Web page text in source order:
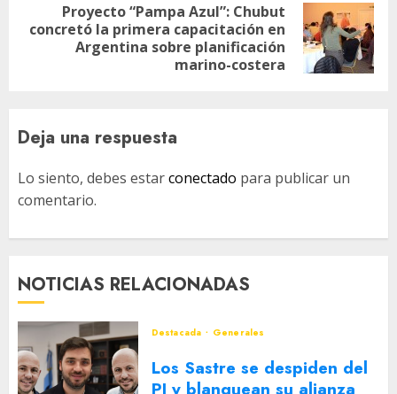
Siguiente
entrada:
Proyecto “Pampa Azul”: Chubut
concretó la primera capacitación en
Argentina sobre planificación
marino-costera
Deja una respuesta
Lo siento, debes estarconectado para publicar un
comentario.
NOTICIAS RELACIONADAS
Destacada Generales
Los Sastre se despiden del